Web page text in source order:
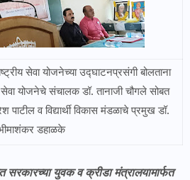
राष्ट्रीय सेवा योजनेच्या उद्घाटनप्रसंगी बोलताना
सेवा योजनेचे संचालक डॉ. तानाजी चौगले सोबत
पाटील व विद्यार्थी विकास मंडळाचे प्रमुख डॉ.
डहाळके
सरकारच्या युवक व क्रीडा मंत्रालयामार्फत